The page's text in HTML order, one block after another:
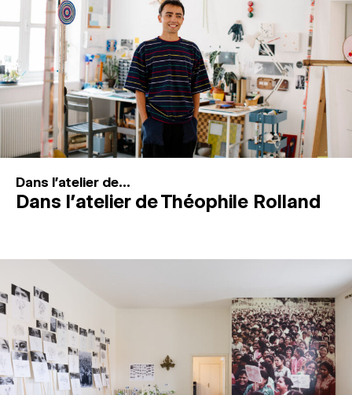
ESPACES DE PRATIQUE ARTISTIQUE ↓
Recherche
Connexion
Dans l'atelier de...
Dans l’atelier de Théophile Rolland